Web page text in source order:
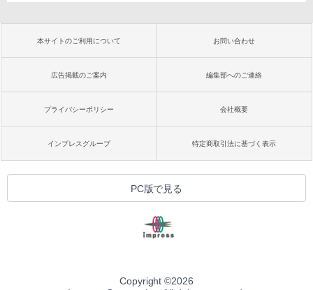
本サイトのご利用について お問い合わせ
広告掲載のご案内 編集部へのご連絡
プライバシーポリシー 会社概要
インプレスグループ 特定商取引法に基づく表示
PC版で見る
Copyright ©2026